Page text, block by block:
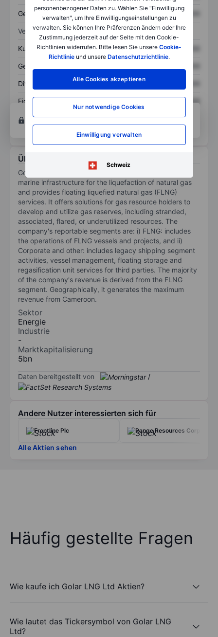
personenbezogener Daten zu. Wählen Sie "Einwilligung
verwalten", um Ihre Einwilligungseinstellungen zu
verwalten. Sie können Ihre Präferenzen ändern oder Ihre
Zustimmung jederzeit auf der Seite mit den Cookie-
Richtlinien widerrufen. Bitte lesen Sie unsere Cookie-
Richtlinieund unsere Datenschutzrichtlinie.
Alle Cookies akzeptieren
Nur notwendige Cookies
Einwilligung verwalten
Schweiz
Gesamtschulden XXXXXXX XXXXXXX
Verhältnisse
Kurs/Umsatz XXXXXXX XXXXXXX
Gewinn je Aktie
Dividende je Aktie XXXXXXX
Eigenkapitalrendite
XXXXXXX
Konto eröffnenum Zugriff auf mehr Diagramm-
und Analyse-Tools zu erhalten.
Über Golar LNG Ltd
Golar LNG Ltd designs, converts, owns, and operates
marine infrastructure for the liquefaction of natural gas
and provides floating liquefied natural gas (FLNG)
services. It offers solutions for gas resource holders to
develop and utilize gas reserves, including stranded,
associated, flared, or underutilized resources. The
company's reportable segments are: i) FLNG: includes
the operations of FLNG vessels and projects, and ii)
Corporate and other: includes legacy shipping segment
activities, vessel management, floating storage and
regasification unit services for third parties. The majority
of the company's revenue is derived from the FLNG
segment. Geographically, it generates the maximum
revenue from Cameroon.
Sektor
Energie
Industrie
-
Marktkapitalisierung
5bn
Daten bereitgestellt von /
Andere Nutzer interessierten sich für
Frontline Plc Range Resources Corp.
Alle Aktien sehen
Häufig gestellte Fragen
Wie kaufe ich Golar LNG Ltd Aktien?
Wie lautet das Tickersymbol von Golar LNG
Ltd?